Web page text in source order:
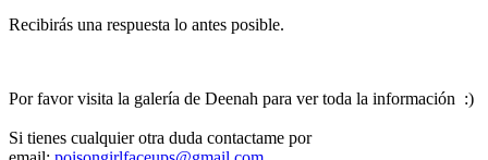
Recibirás una respuesta lo antes posible.
Por favor visita la galería de Deenah para ver toda la información :)
Si tienes cualquier otra duda contactame por